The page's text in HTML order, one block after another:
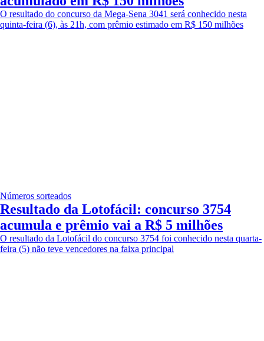
O resultado do concurso da Mega-Sena 3041 será conhecido nesta
quinta-feira (6), às 21h, com prêmio estimado em R$ 150 milhões
Números sorteados
Resultado da Lotofácil: concurso 3754
acumula e prêmio vai a R$ 5 milhões
O resultado da Lotofácil do concurso 3754 foi conhecido nesta quarta-
feira (5) não teve vencedores na faixa principal